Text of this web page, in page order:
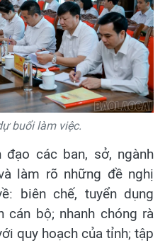
buổi làm việc.
các ban, sở, ngành
làm rõ những đề nghị
biên chế, tuyển dụng
cán bộ; nhanh chóng rà
quy hoạch của tỉnh; tập